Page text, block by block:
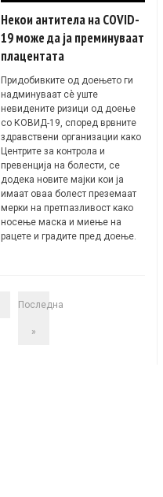
Некои антитела на COVID-
19 може да ја преминуваат
плацентата
Придобивките од доењето ги
надминуваат сè уште
невидените ризици од доење
со КОВИД-19, според врвните
здравствени организации како
Центрите за контрола и
превенција на болести, се
додека новите мајки кои ја
имаат оваа болест преземаат
мерки на претпазливост како
носење маска и миење на
рацете и градите пред доење.
Последна
»